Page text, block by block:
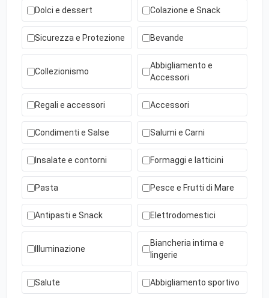
Dolci e dessert Colazione e Snack
Sicurezza e Protezione Bevande
Collezionismo
Abbigliamento e
Accessori
Regali e accessori Accessori
Condimenti e Salse Salumi e Carni
Insalate e contorni Formaggi e latticini
Pasta Pesce e Frutti di Mare
Antipasti e Snack Elettrodomestici
Illuminazione
Biancheria intima e
lingerie
Salute Abbigliamento sportivo